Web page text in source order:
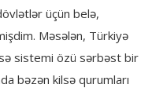
üçün belə,
Məsələn, Türkiyə
sistemi özü sərbəst bir
bəzən kilsə qurumları